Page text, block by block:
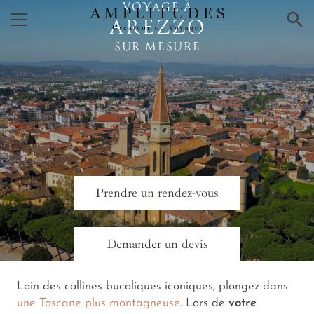
× VOYAGE À
AREZZO
SUR MESURE
Prendre un rendez-vous
Demander un devis
Loin des collines bucoliques iconiques, plongez dans
une Toscane plus montagneuse. Lors de votre